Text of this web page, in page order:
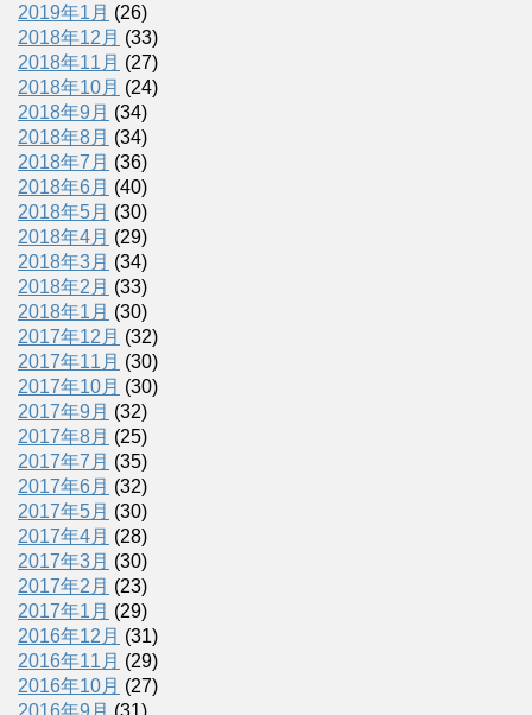
2019年1月 (26)
2018年12月 (33)
2018年11月 (27)
2018年10月 (24)
2018年9月 (34)
2018年8月 (34)
2018年7月 (36)
2018年6月 (40)
2018年5月 (30)
2018年4月 (29)
2018年3月 (34)
2018年2月 (33)
2018年1月 (30)
2017年12月 (32)
2017年11月 (30)
2017年10月 (30)
2017年9月 (32)
2017年8月 (25)
2017年7月 (35)
2017年6月 (32)
2017年5月 (30)
2017年4月 (28)
2017年3月 (30)
2017年2月 (23)
2017年1月 (29)
2016年12月 (31)
2016年11月 (29)
2016年10月 (27)
2016年9月 (31)